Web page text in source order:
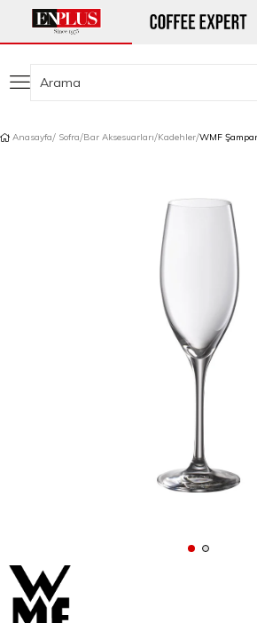
Anasayfa Sofra Bar Aksesuarları Kadehler